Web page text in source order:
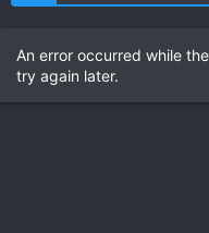
An error occurred while
try again later.